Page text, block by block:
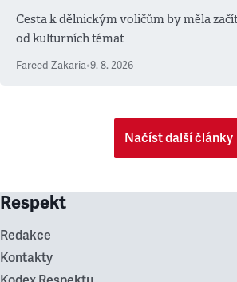
Cesta k dělnickým voličům by měla
od kulturních témat
Fareed Zakaria•9. 8. 2026
Načíst další články
Respekt
Redakce
Kontakty